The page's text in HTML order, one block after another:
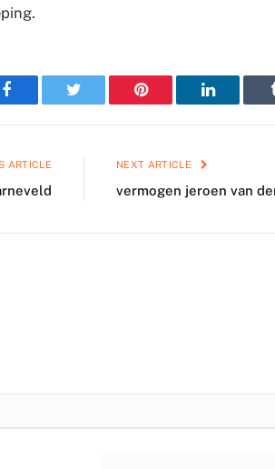
Facebook Twitter Pinterest LinkedIn
ARTICLE NEXT ARTICLE
vermogen jeroen van